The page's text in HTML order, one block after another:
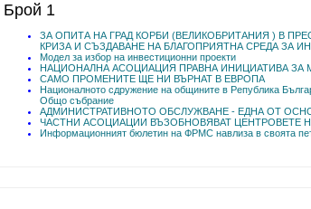
Брой 1
ЗА ОПИТА НА ГРАД КОРБИ (ВЕЛИКОБРИТАНИЯ ) В
КРИЗА И СЪЗДАВАНЕ НА БЛАГОПРИЯТНА СРЕДА ЗА
Модел за избор на инвестиционни проекти
НАЦИОНАЛНА АСОЦИАЦИЯ ПРАВНА ИНИЦИАТИВА ЗА
САМО ПРОМЕНИТЕ ЩЕ НИ ВЪРНАТ В ЕВРОПА
Националното сдружение на общините в Република
Общо събрание
АДМИНИСТРАТИВНОТО ОБСЛУЖВАНЕ - ЕДНА ОТ
ЧАСТНИ АСОЦИАЦИИ ВЪЗОБНОВЯВАТ ЦЕНТРОВЕТЕ
Информационният бюлетин на ФРМС навлиза в своята